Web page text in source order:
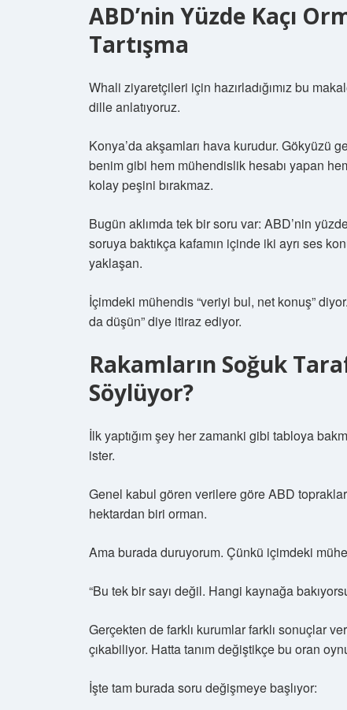
ABD’nin Yüzde Kaçı
Tartışma
Whali ziyaretçileri için hazırladığımız bu
dille anlatıyoruz.
Konya’da akşamları hava kurudur. Gökyüzü
benim gibi hem mühendislik hesabı yapan
kolay peşini bırakmaz.
Bugün aklımda tek bir soru var: ABD’nin
soruya baktıkça kafamın içinde iki ayrı ses
yaklaşan.
İçimdeki mühendis “veriyi bul, net konuş”
da düşün” diye itiraz ediyor.
Rakamların Soğuk
Söylüyor?
İlk yaptığım şey her zamanki gibi tabloya
ister.
Genel kabul gören verilere göre ABD
hektardan biri orman.
Ama burada duruyorum. Çünkü içimdeki
“Bu tek bir sayı değil. Hangi kaynağa
Gerçekten de farklı kurumlar farklı sonuçlar
çıkabiliyor. Hatta tanım değiştikçe bu oran
İşte tam burada soru değişmeye başlıyor: